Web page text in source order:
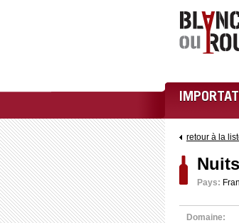
retour à la
Pays:
Domaine: